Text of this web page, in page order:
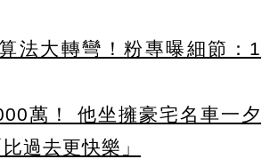
法大轉彎！粉專曝細節：1
萬！ 他坐擁豪宅名車一夕
過去更快樂」